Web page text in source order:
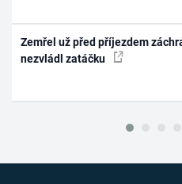
Zemřel už před příjezdem
nezvládl zatáčku